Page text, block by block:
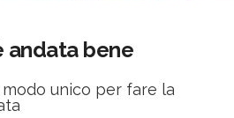
andata bene
unico per fare la